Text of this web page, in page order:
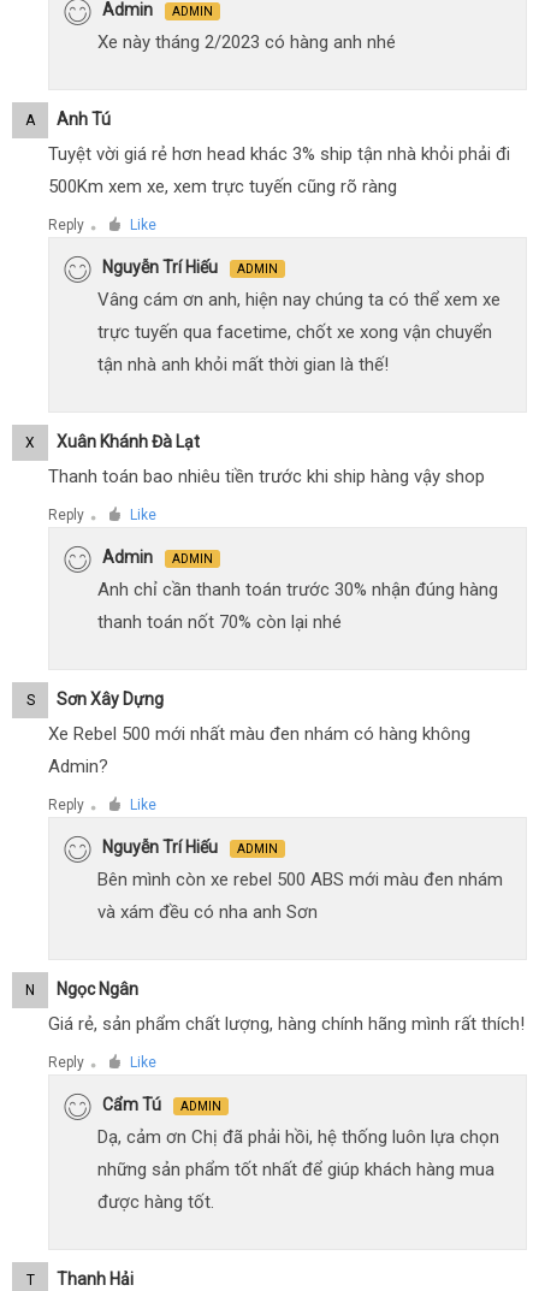
Admin ADMIN
Xe này tháng 2/2023 có hàng anh nhé
A Anh Tú
Tuyệt vời giá rẻ hơn head khác 3% ship tận nhà khỏi phải đi
500Km xem xe, xem trực tuyến cũng rõ ràng
Reply ● Like
Nguyễn Trí Hiếu ADMIN
Vâng cám ơn anh, hiện nay chúng ta có thể xem xe
trực tuyến qua facetime, chốt xe xong vận chuyển
tận nhà anh khỏi mất thời gian là thế!
X Xuân Khánh Đà Lạt
Thanh toán bao nhiêu tiền trước khi ship hàng vậy shop
Reply ● Like
Admin ADMIN
Anh chỉ cần thanh toán trước 30% nhận đúng hàng
thanh toán nốt 70% còn lại nhé
S Sơn Xây Dựng
Xe Rebel 500 mới nhất màu đen nhám có hàng không
Admin?
Reply ● Like
Nguyễn Trí Hiếu ADMIN
Bên mình còn xe rebel 500 ABS mới màu đen nhám
và xám đều có nha anh Sơn
N Ngọc Ngân
Giá rẻ, sản phẩm chất lượng, hàng chính hãng mình rất thích!
Reply ● Like
Cẩm Tú ADMIN
Dạ, cảm ơn Chị đã phải hồi, hệ thống luôn lựa chọn
những sản phẩm tốt nhất để giúp khách hàng mua
được hàng tốt.
T Thanh Hải